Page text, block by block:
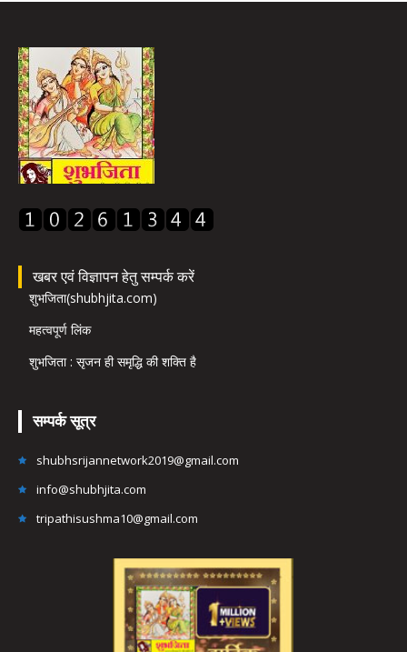
खबर एवं विज्ञापन हेतु सम्पर्क करें
शुभजिता(shubhjita.com)
महत्वपूर्ण लिंक
शुभजिता : सृजन ही समृद्धि की शक्ति है
सम्पर्क सूत्र
shubhsrijannetwork2019@gmail.com
info@shubhjita.com
tripathisushma10@gmail.com